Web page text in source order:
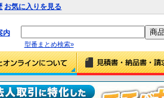
お気に入りを見る
内
型番まとめ検索»